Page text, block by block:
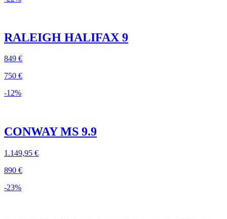
RALEIGH HALIFAX 9
849 €
750 €
-12%
CONWAY MS 9.9
1.149,95 €
890 €
-23%